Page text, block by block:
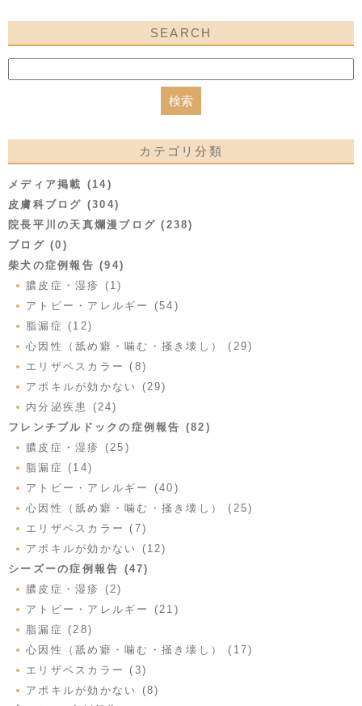
SEARCH
カテゴリ分類
メディア掲載 (14)
皮膚科ブログ (304)
院長平川の天真爛漫ブログ (238)
ブログ (0)
柴犬の症例報告 (94)
膿皮症・湿疹 (1)
アトピー・アレルギー (54)
脂漏症 (12)
心因性（舐め癖・噛む・掻き壊し） (29)
エリザベスカラー (8)
アポキルが効かない (29)
内分泌疾患 (24)
フレンチブルドックの症例報告 (82)
膿皮症・湿疹 (25)
脂漏症 (14)
アトピー・アレルギー (40)
心因性（舐め癖・噛む・掻き壊し） (25)
エリザベスカラー (7)
アポキルが効かない (12)
シーズーの症例報告 (47)
膿皮症・湿疹 (2)
アトピー・アレルギー (21)
脂漏症 (28)
心因性（舐め癖・噛む・掻き壊し） (17)
エリザベスカラー (3)
アポキルが効かない (8)